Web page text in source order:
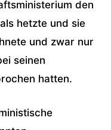
den
hetzte und sie
und zwar nur
seinen
hatten.